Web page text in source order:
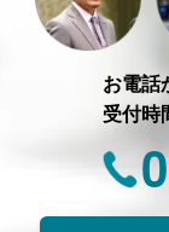
お電話
受付時